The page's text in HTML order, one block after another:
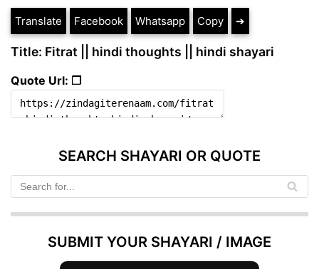
Translate Facebook Whatsapp Copy ➔
Title: Fitrat || hindi thoughts || hindi shayari
Quote Url: ❐
SEARCH SHAYARI OR QUOTE
SUBMIT YOUR SHAYARI / IMAGE